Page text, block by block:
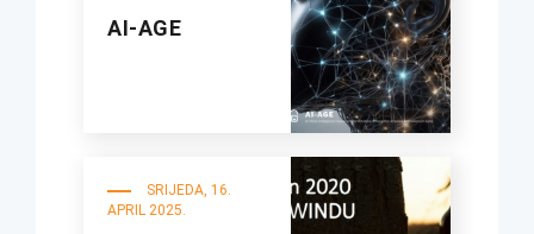
AI-AGE
SRIJEDA, 16.
APRIL 2025.